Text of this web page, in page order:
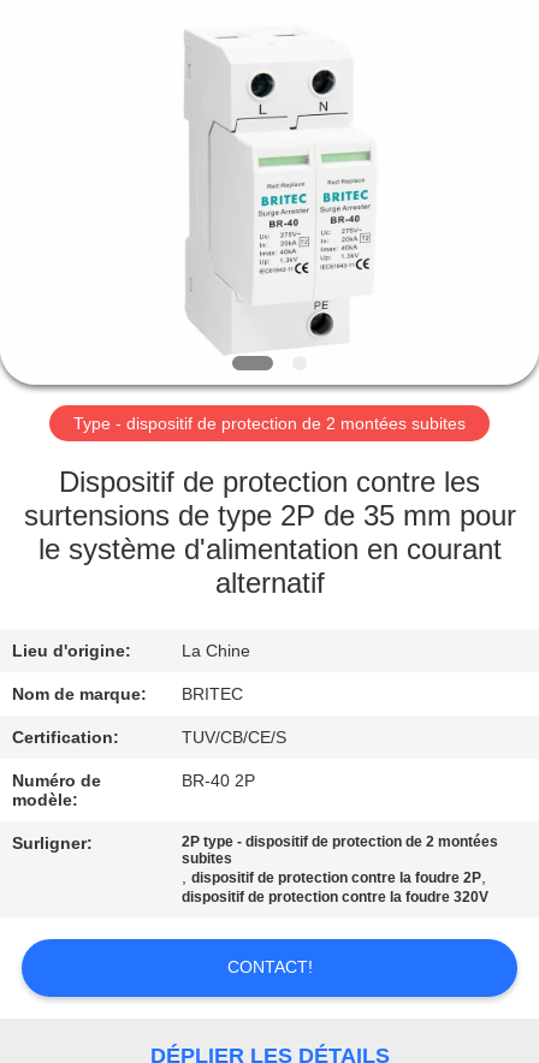
DE
NOUS
VISITE
D'USINE
LA
QUALITÉ
CONTACT
NOUVELLES
TOUS
LES
CAS
Type - dispositif de protection de 2 montées subites
Dispositif de protection contre les
surtensions de type 2P de 35 mm pour
le système d'alimentation en courant
alternatif
Lieu d'origine: La Chine
Nom de marque: BRITEC
Certification: TUV/CB/CE/S
Numéro de
modèle:
BR-40 2P
Surligner:
2P type - dispositif de protection de 2 montées
subites
,dispositif de protection contre la foudre 2P,
dispositif de protection contre la foudre 320V
CONTACT!
DÉPLIER LES DÉTAILS